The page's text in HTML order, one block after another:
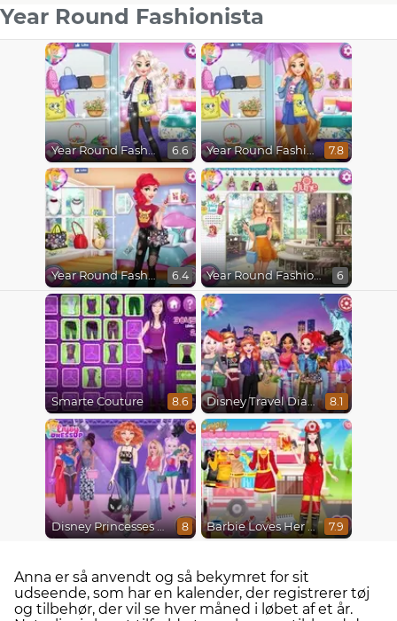
Year Round Fashionista
Year Round Fashionista Elsa 6.6 Year Round Fashionista Rapunzel 7.8
Year Round Fashionista Ariel 6.4 Year Round Fashionista Gigi Hadid 6
Smarte Couture 8.6 Disney Travel Diaries: City Break 8.1
Disney Princesses Runway Show 8 Barbie Loves Her Job 7.9
Anna er så anvendt og så bekymret for sit
udseende, som har en kalender, der registrerer tøj
og tilbehør, der vil se hver måned i løbet af et år.